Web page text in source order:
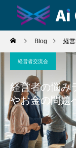
Blog 経
経営者交流会
経営者の悩み
やお金の問題